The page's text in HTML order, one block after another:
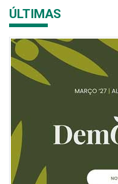
ÚLTIMAS